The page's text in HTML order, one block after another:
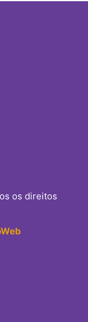
os direitos